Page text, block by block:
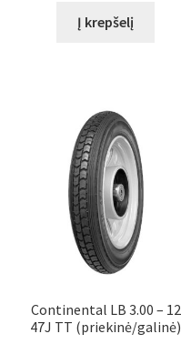
Į krepšelį
Continental LB 3.00 – 12
47J TT (priekinė/galinė)